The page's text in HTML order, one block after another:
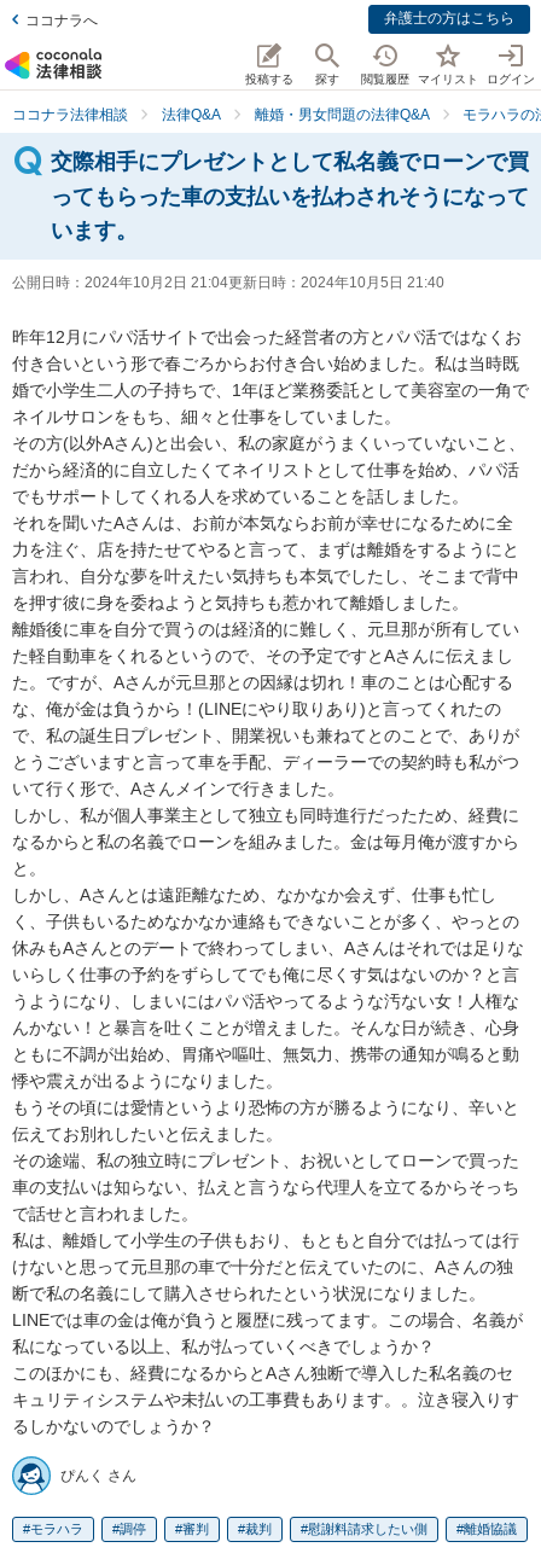
ココナラへ 弁護士の方はこちら
投稿する 探す 閲覧履歴 マイリスト ログイン
ココナラ法律相談 法律Q&A 離婚・男女問題の法律Q&A モラハラの
交際相手にプレゼントとして私名義でローンで買
ってもらった車の支払いを払わされそうになって
います。
公開日時： 2024年10月2日 21:04更新日時： 2024年10月5日 21:40
昨年12月にパパ活サイトで出会った経営者の方とパパ活ではなくお
付き合いという形で春ごろからお付き合い始めました。私は当時既
婚で小学生二人の子持ちで、1年ほど業務委託として美容室の一角で
ネイルサロンをもち、細々と仕事をしていました。
その方(以外Aさん)と出会い、私の家庭がうまくいっていないこと、
だから経済的に自立したくてネイリストとして仕事を始め、パパ活
でもサポートしてくれる人を求めていることを話しました。
それを聞いたAさんは、お前が本気ならお前が幸せになるために全
力を注ぐ、店を持たせてやると言って、まずは離婚をするようにと
言われ、自分な夢を叶えたい気持ちも本気でしたし、そこまで背中
を押す彼に身を委ねようと気持ちも惹かれて離婚しました。
離婚後に車を自分で買うのは経済的に難しく、元旦那が所有してい
た軽自動車をくれるというので、その予定ですとAさんに伝えまし
た。ですが、Aさんが元旦那との因縁は切れ！車のことは心配する
な、俺が金は負うから！(LINEにやり取りあり)と言ってくれたの
で、私の誕生日プレゼント、開業祝いも兼ねてとのことで、ありが
とうございますと言って車を手配、ディーラーでの契約時も私がつ
いて行く形で、Aさんメインで行きました。
しかし、私が個人事業主として独立も同時進行だったため、経費に
なるからと私の名義でローンを組みました。金は毎月俺が渡すから
と。
しかし、Aさんとは遠距離なため、なかなか会えず、仕事も忙し
く、子供もいるためなかなか連絡もできないことが多く、やっとの
休みもAさんとのデートで終わってしまい、Aさんはそれでは足りな
いらしく仕事の予約をずらしてでも俺に尽くす気はないのか？と言
うようになり、しまいにはパパ活やってるような汚ない女！人権な
んかない！と暴言を吐くことが増えました。そんな日が続き、心身
ともに不調が出始め、胃痛や嘔吐、無気力、携帯の通知が鳴ると動
悸や震えが出るようになりました。
もうその頃には愛情というより恐怖の方が勝るようになり、辛いと
伝えてお別れしたいと伝えました。
その途端、私の独立時にプレゼント、お祝いとしてローンで買った
車の支払いは知らない、払えと言うなら代理人を立てるからそっち
で話せと言われました。
私は、離婚して小学生の子供もおり、もともと自分では払っては行
けないと思って元旦那の車で十分だと伝えていたのに、Aさんの独
断で私の名義にして購入させられたという状況になりました。
LINEでは車の金は俺が負うと履歴に残ってます。この場合、名義が
私になっている以上、私が払っていくべきでしょうか？
このほかにも、経費になるからとAさん独断で導入した私名義のセ
キュリティシステムや未払いの工事費もあります。。泣き寝入りす
るしかないのでしょうか？
ぴんく さん
モラハラ 調停 審判 裁判 慰謝料請求したい側 離婚協議